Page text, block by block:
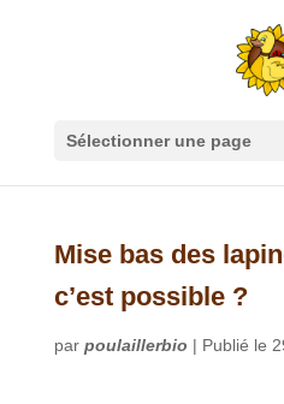
Sélectionner une page
Mise bas des
c’est possible ?
par poulaillerbio | Publié le